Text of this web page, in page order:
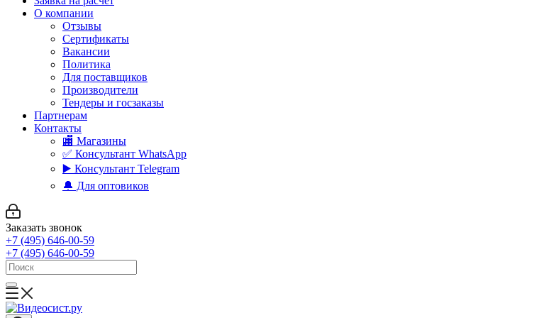
О компании
Отзывы
Сертификаты
Вакансии
Политика
Для поставщиков
Производители
Тендеры и госзаказы
Партнерам
Контакты
🏬 Магазины
✅️ Консультант WhatsApp
▶️ Консультант Telegram
🔔 Для оптовиков
Заказать звонок
+7 (495) 646-00-59
+7 (495) 646-00-59